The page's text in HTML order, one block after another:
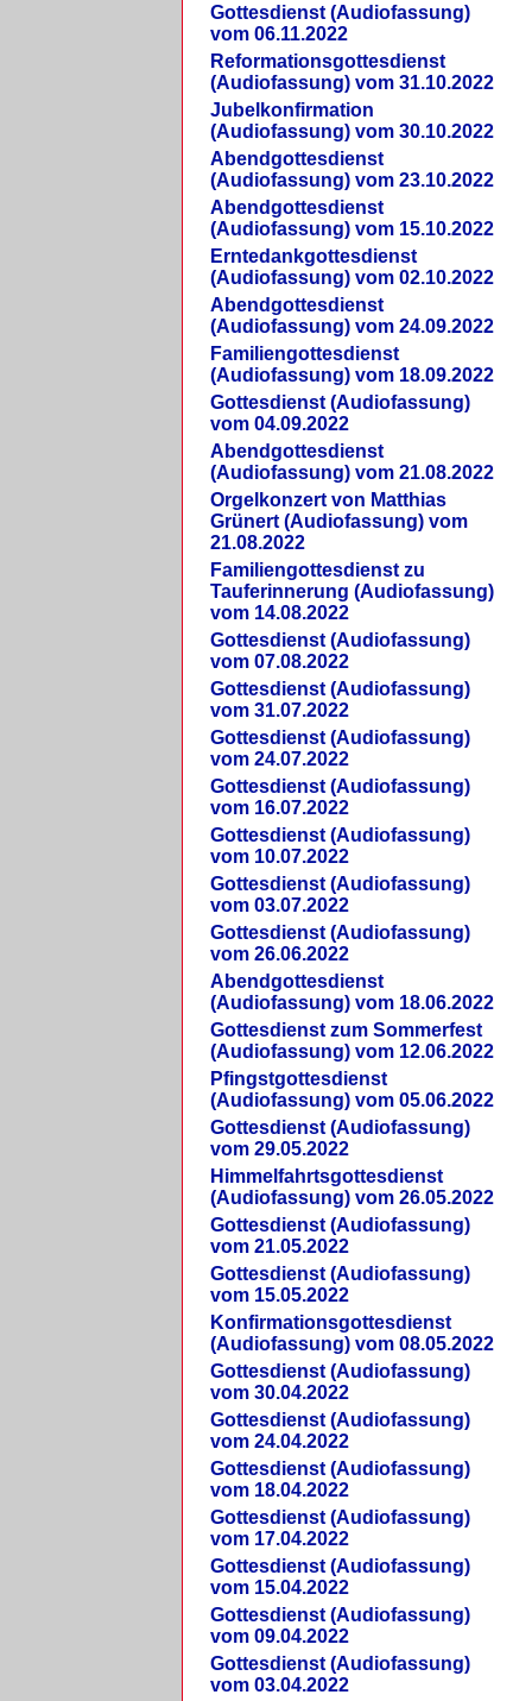
Gottesdienst (Audiofassung)
vom 06.11.2022
Reformationsgottesdienst
(Audiofassung) vom 31.10.2022
Jubelkonfirmation
(Audiofassung) vom 30.10.2022
Abendgottesdienst
(Audiofassung) vom 23.10.2022
Abendgottesdienst
(Audiofassung) vom 15.10.2022
Erntedankgottesdienst
(Audiofassung) vom 02.10.2022
Abendgottesdienst
(Audiofassung) vom 24.09.2022
Familiengottesdienst
(Audiofassung) vom 18.09.2022
Gottesdienst (Audiofassung)
vom 04.09.2022
Abendgottesdienst
(Audiofassung) vom 21.08.2022
Orgelkonzert von Matthias
Grünert (Audiofassung) vom
21.08.2022
Familiengottesdienst zu
Tauferinnerung (Audiofassung)
vom 14.08.2022
Gottesdienst (Audiofassung)
vom 07.08.2022
Gottesdienst (Audiofassung)
vom 31.07.2022
Gottesdienst (Audiofassung)
vom 24.07.2022
Gottesdienst (Audiofassung)
vom 16.07.2022
Gottesdienst (Audiofassung)
vom 10.07.2022
Gottesdienst (Audiofassung)
vom 03.07.2022
Gottesdienst (Audiofassung)
vom 26.06.2022
Abendgottesdienst
(Audiofassung) vom 18.06.2022
Gottesdienst zum Sommerfest
(Audiofassung) vom 12.06.2022
Pfingstgottesdienst
(Audiofassung) vom 05.06.2022
Gottesdienst (Audiofassung)
vom 29.05.2022
Himmelfahrtsgottesdienst
(Audiofassung) vom 26.05.2022
Gottesdienst (Audiofassung)
vom 21.05.2022
Gottesdienst (Audiofassung)
vom 15.05.2022
Konfirmationsgottesdienst
(Audiofassung) vom 08.05.2022
Gottesdienst (Audiofassung)
vom 30.04.2022
Gottesdienst (Audiofassung)
vom 24.04.2022
Gottesdienst (Audiofassung)
vom 18.04.2022
Gottesdienst (Audiofassung)
vom 17.04.2022
Gottesdienst (Audiofassung)
vom 15.04.2022
Gottesdienst (Audiofassung)
vom 09.04.2022
Gottesdienst (Audiofassung)
vom 03.04.2022